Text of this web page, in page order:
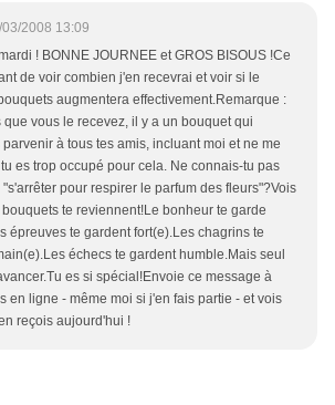
2008 13:09
! BONNE JOURNEE et GROS BISOUS !Ce
de voir combien j'en recevrai et voir si le
augmentera effectivement.Remarque :
vous le recevez, il y a un bouquet qui
à tous tes amis, incluant moi et ne me
es trop occupé pour cela. Ne connais-tu pas
"s'arrêter pour respirer le parfum des fleurs"?Vois
te reviennent!Le bonheur te garde
épreuves te gardent fort(e).Les chagrins te
échecs te gardent humble.Mais seul
es si spécial!Envoie ce message à
en ligne - même moi si j'en fais partie - et vois
reçois aujourd'hui !